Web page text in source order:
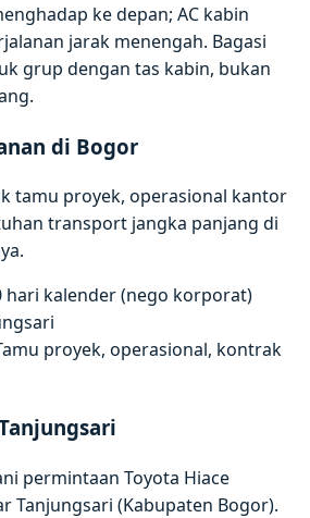
ke depan; AC kabin
jarak menengah. Bagasi
grup dengan tas kabin, bukan
di Bogor
tamu proyek, operasional kantor
transport jangka panjang di
hari kalender (nego korporat)
proyek, operasional, kontrak
permintaan Toyota Hiace
Tanjungsari (Kabupaten Bogor).